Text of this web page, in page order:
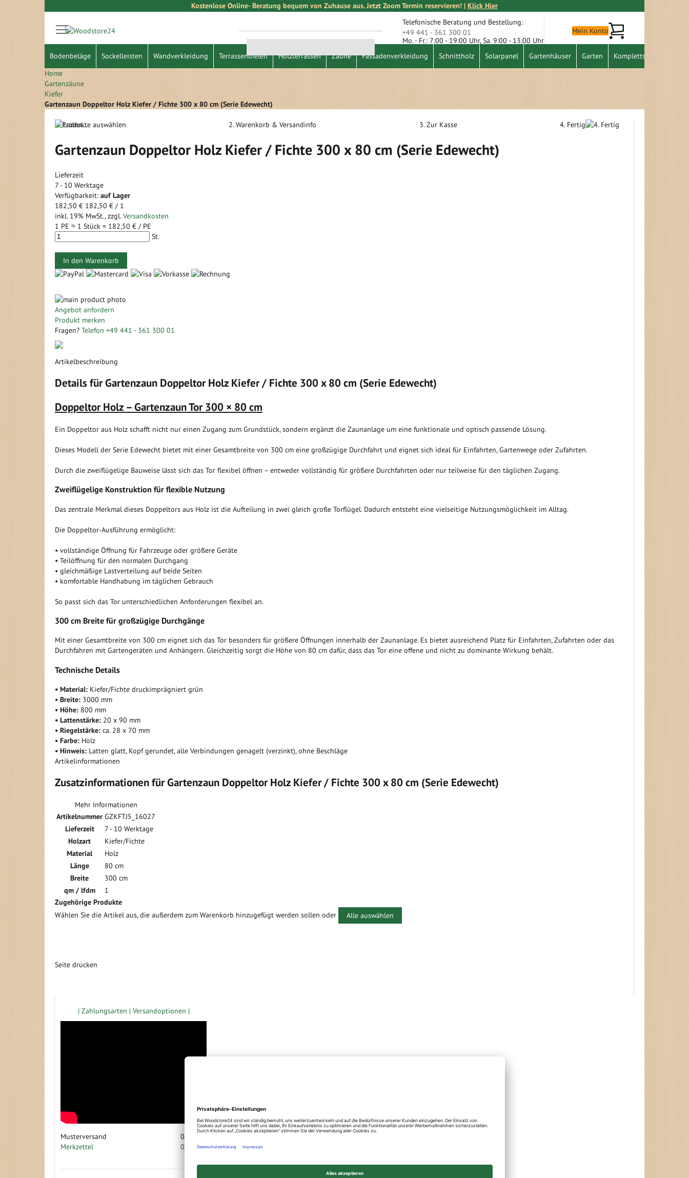
Kostenlose Online- Beratung bequem von Zuhause aus. Jetzt Zoom Termin reservieren! | Klick Hier
zum
Inhalt
Telefonische Beratung und Bestellung:
+49 441 - 361 300 01
Mo. - Fr.: 7:00 - 19:00 Uhr, Sa. 9:00 - 13:00 Uhr
Mein Konto Mein Warenkorb
Bodenbeläge Sockelleisten Wandverkleidung Terrassendielen Holzterrassen Zäune Fassadenverkleidung Schnittholz Solarpanel Gartenhäuser Garten Komplettset
Home
Gartenzäune
Kiefer
Gartenzaun Doppeltor Holz Kiefer / Fichte 300 x 80 cm (Serie Edewecht)
1. Produkte auswählen 2. Warenkorb & Versandinfo 3. Zur Kasse 4. Fertig
Gartenzaun Doppeltor Holz Kiefer / Fichte 300 x 80 cm (Serie Edewecht)
Lieferzeit
7 - 10 Werktage
Verfügbarkeit: auf Lager
182,50 € 182,50 € / 1
inkl. 19% MwSt., zzgl. Versandkosten
1 PE ≈ 1 Stück = 182,50 € / PE
St.
In den Warenkorb
Zum
Ende
der
Bildergalerie
springen
Zum
Anfang
der
Bildergalerie
springen
Angebot anfordern
Produkt merken
Fragen? Telefon +49 441 - 361 300 01
Artikelbeschreibung
Details für Gartenzaun Doppeltor Holz Kiefer / Fichte 300 x 80 cm (Serie Edewecht)
Doppeltor Holz – Gartenzaun Tor 300 × 80 cm
Ein Doppeltor aus Holz schafft nicht nur einen Zugang zum Grundstück, sondern ergänzt die Zaunanlage um eine funktionale und optisch passende Lösung.
Dieses Modell der Serie Edewecht bietet mit einer Gesamtbreite von 300 cm eine großzügige Durchfahrt und eignet sich ideal für Einfahrten, Gartenwege oder Zufahrten.
Durch die zweiflügelige Bauweise lässt sich das Tor flexibel öffnen – entweder vollständig für größere Durchfahrten oder nur teilweise für den täglichen Zugang.
Zweiflügelige Konstruktion für flexible Nutzung
Das zentrale Merkmal dieses Doppeltors aus Holz ist die Aufteilung in zwei gleich große Torflügel. Dadurch entsteht eine vielseitige Nutzungsmöglichkeit im Alltag.
Die Doppeltor-Ausführung ermöglicht:
• vollständige Öffnung für Fahrzeuge oder größere Geräte
• Teilöffnung für den normalen Durchgang
• gleichmäßige Lastverteilung auf beide Seiten
• komfortable Handhabung im täglichen Gebrauch
So passt sich das Tor unterschiedlichen Anforderungen flexibel an.
300 cm Breite für großzügige Durchgänge
Mit einer Gesamtbreite von 300 cm eignet sich das Tor besonders für größere Öffnungen innerhalb der Zaunanlage. Es bietet ausreichend Platz für Einfahrten, Zufahrten oder das
Durchfahren mit Gartengeräten und Anhängern. Gleichzeitig sorgt die Höhe von 80 cm dafür, dass das Tor eine offene und nicht zu dominante Wirkung behält.
Technische Details
• Material: Kiefer/Fichte druckimprägniert grün
• Breite: 3000 mm
• Höhe: 800 mm
• Lattenstärke: 20 x 90 mm
• Riegelstärke: ca. 28 x 70 mm
• Farbe: Holz
• Hinweis: Latten glatt, Kopf gerundet, alle Verbindungen genagelt (verzinkt), ohne Beschläge
Artikelinformationen
Zusatzinformationen für Gartenzaun Doppeltor Holz Kiefer / Fichte 300 x 80 cm (Serie Edewecht)
Mehr Informationen
Artikelnummer GZKFTJ5_16027
Lieferzeit
7 - 10 Werktage
Holzart
Kiefer/Fichte
Material
Holz
Länge
80 cm
Breite
300 cm
qm / lfdm
1
Zugehörige Produkte
Wählen Sie die Artikel aus, die außerdem zum Warenkorb hinzugefügt werden sollen oder
Alle auswählen
Seite drucken
| Zahlungsarten | Versandoptionen |
Musterversand 0
Merkzettel
0 Artikel